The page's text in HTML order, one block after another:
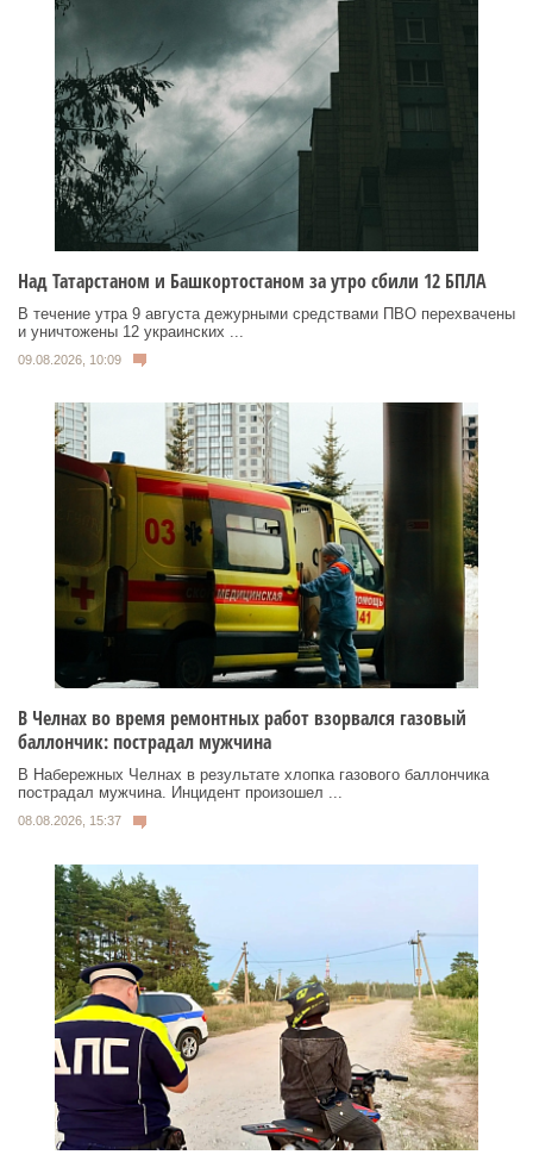
Над Татарстаном и Башкортостаном за утро сбили 12 БПЛА
В течение утра 9 августа дежурными средствами ПВО перехвачены
и уничтожены 12 украинских ...
09.08.2026, 10:09
В Челнах во время ремонтных работ взорвался газовый
баллончик: пострадал мужчина
В Набережных Челнах в результате хлопка газового баллончика
пострадал мужчина. Инцидент произошел ...
08.08.2026, 15:37